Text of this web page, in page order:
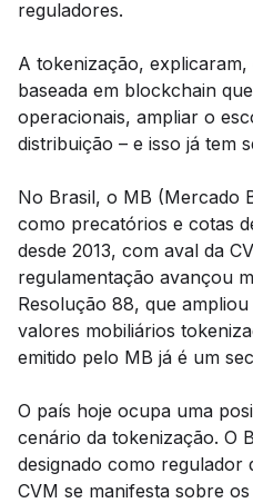
reguladores.
A tokenização,
baseada em blockchain
operacionais, ampliar o
distribuição – e isso já tem
No Brasil, o MB (Mercado
como precatórios e cotas
desde 2013, com aval da
regulamentação avançou
Resolução 88, que
valores mobiliários
emitido pelo MB já é um
O país hoje ocupa uma
cenário da tokenização. O
designado como regulador
CVM se manifesta sobre